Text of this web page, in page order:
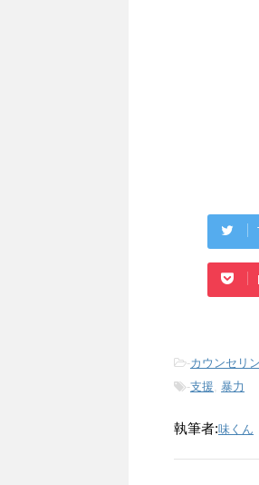
-カウンセリ
-支援, 暴力
執筆者:味くん